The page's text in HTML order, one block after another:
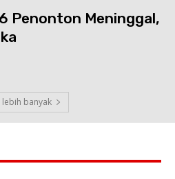
6 Penonton Meninggal,
lebih banyak